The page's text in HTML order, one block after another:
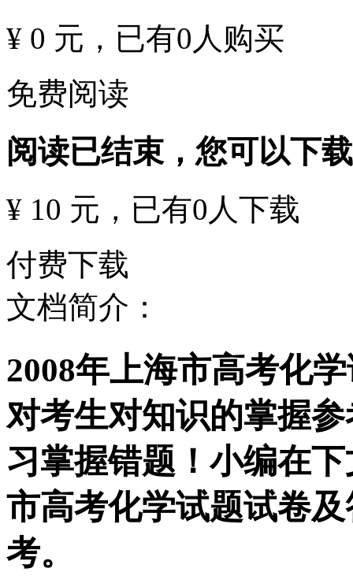
¥ 0 元 ，已有0 人购买
免费阅读
阅读已结束，您可以下
¥ 10 元 ，已有0 人下载
付费下载
文档简介：
2008年上海市高考化
对考生对知识的掌握
习掌握错题！小编在
市高考化学试题试卷
考。